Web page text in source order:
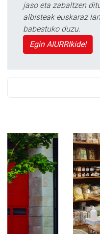
jaso eta zabaltzen
albisteak euskaraz
babestuko duzu.
Egin AIURRIkide!